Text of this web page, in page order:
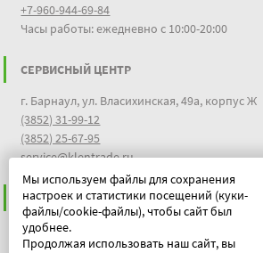
Мы используем файлы для сохранения
настроек и статистики посещений (куки-
файлы/cookie-файлы), чтобы сайт был
удобнее.
Продолжая использовать наш сайт, вы
+7-960-944-69-84
Часы работы: ежедневно с 10:00-20:00
СЕРВИСНЫЙ ЦЕНТР
г. Барнаул, ул. Власихинская, 49а, корпус Ж
(3852) 31-99-12
(3852) 25-67-95
service@klentrade.ru
ИНФОРМАЦИЯ
Пользовательское соглашение
Политика конфиденциальности